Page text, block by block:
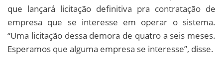
que lançará licitação definitiva pra contratação de
empresa que se interesse em operar o sistema.
“Uma licitação dessa demora de quatro a seis meses.
Esperamos que alguma empresa se interesse”, disse.